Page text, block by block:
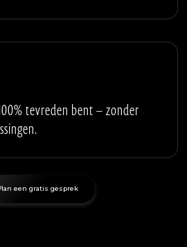
tevreden bent – zonder
een gratis gesprek